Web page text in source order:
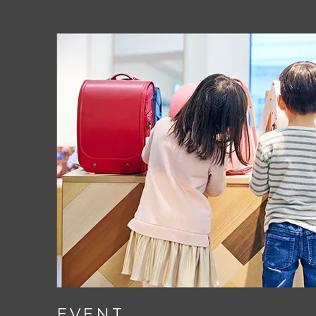
オリジナルのE-QBU構造なので横幅
A4フラットファイルも楽々収納。
強度をしっかり保って軽量に仕上げ
フロントポケットをクラシカルなフ
することで
ランドセルの厚みもすっ